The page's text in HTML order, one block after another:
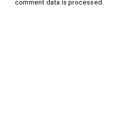
comment data is processed .